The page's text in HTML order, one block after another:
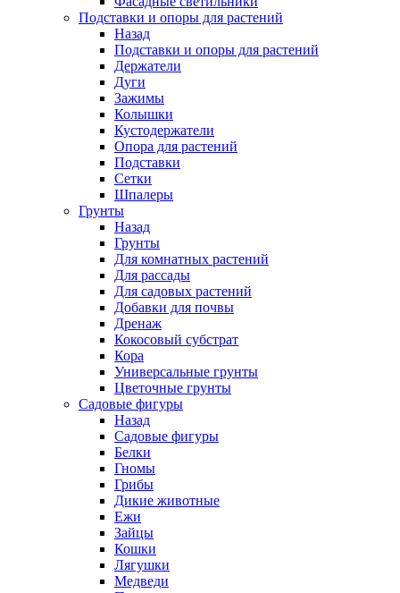
Подставки и опоры для растений
Назад
Подставки и опоры для растений
Держатели
Дуги
Зажимы
Колышки
Кустодержатели
Опора для растений
Подставки
Сетки
Шпалеры
Грунты
Назад
Грунты
Для комнатных растений
Для рассады
Для садовых растений
Добавки для почвы
Дренаж
Кокосовый субстрат
Кора
Универсальные грунты
Цветочные грунты
Садовые фигуры
Назад
Садовые фигуры
Белки
Гномы
Грибы
Дикие животные
Ежи
Зайцы
Кошки
Лягушки
Медведи